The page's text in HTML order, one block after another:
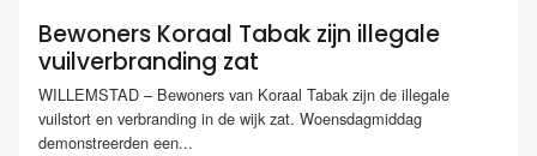
Bewoners Koraal Tabak zijn illegale
vuilverbranding zat
WILLEMSTAD – Bewoners van Koraal Tabak zijn de illegale
vuilstort en verbranding in de wijk zat. Woensdagmiddag
demonstreerden een...